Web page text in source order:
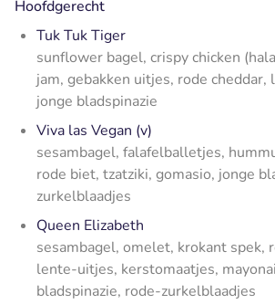
Hoofdgerecht
Tuk Tuk Tiger
sunflower bagel, crispy chicken
jam, gebakken uitjes, rode
jonge bladspinazie
Viva las Vegan (v)
sesambagel, falafelballetjes,
rode biet, tzatziki, gomasio, jonge
zurkelblaadjes
Queen Elizabeth
sesambagel, omelet, krokant spek,
lente-uitjes, kerstomaatjes,
bladspinazie, rode-zurkelblaadjes